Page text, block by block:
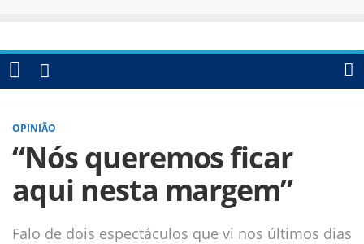
OPINIÃO
“Nós queremos ficar
aqui nesta margem”
Falo de dois espectáculos que vi nos últimos dias